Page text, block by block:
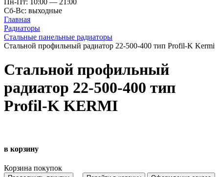
Сб-Вс: выходные
Главная
Радиаторы
Стальные панельные радиаторы
Стальной профильный радиатор 22-500-400 тип Profil-K Kermi
Стальной профильный
радиатор 22-500-400 тип
Profil-K KERMI
в корзину
Корзина покупок